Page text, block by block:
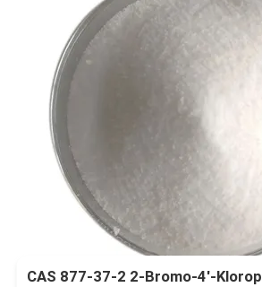
CAS 877-37-2 2-Bromo-4'-